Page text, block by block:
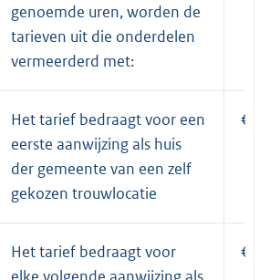
genoemde uren, worden de
tarieven uit die onderdelen
vermeerderd met:
Het tarief bedraagt voor een
eerste aanwijzing als huis
der gemeente van een zelf
gekozen trouwlocatie
€
Het tarief bedraagt voor
€